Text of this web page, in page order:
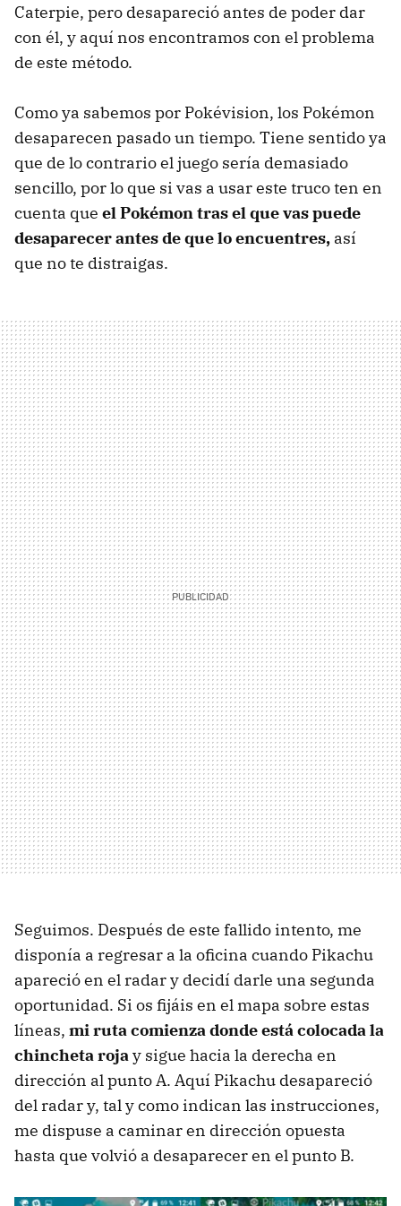
Caterpie, pero desapareció antes de poder dar
con él, y aquí nos encontramos con el problema
de este método.
Como ya sabemos por Pokévision, los Pokémon
desaparecen pasado un tiempo. Tiene sentido ya
que de lo contrario el juego sería demasiado
sencillo, por lo que si vas a usar este truco ten en
cuenta que el Pokémon tras el que vas puede
desaparecer antes de que lo encuentres, así
que no te distraigas.
Seguimos. Después de este fallido intento, me
disponía a regresar a la oficina cuando Pikachu
apareció en el radar y decidí darle una segunda
oportunidad. Si os fijáis en el mapa sobre estas
líneas, mi ruta comienza donde está colocada la
chincheta rojay sigue hacia la derecha en
dirección al punto A. Aquí Pikachu desapareció
del radar y, tal y como indican las instrucciones,
me dispuse a caminar en dirección opuesta
hasta que volvió a desaparecer en el punto B.